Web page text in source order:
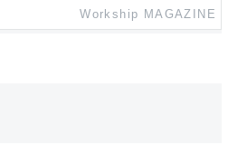
Workship MAGAZINE